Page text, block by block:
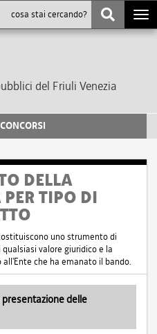
del Friuli Venezia
DELLA
PER TIPO DI
uno strumento di
valore giuridico e la
che ha emanato il bando.
presentazione delle